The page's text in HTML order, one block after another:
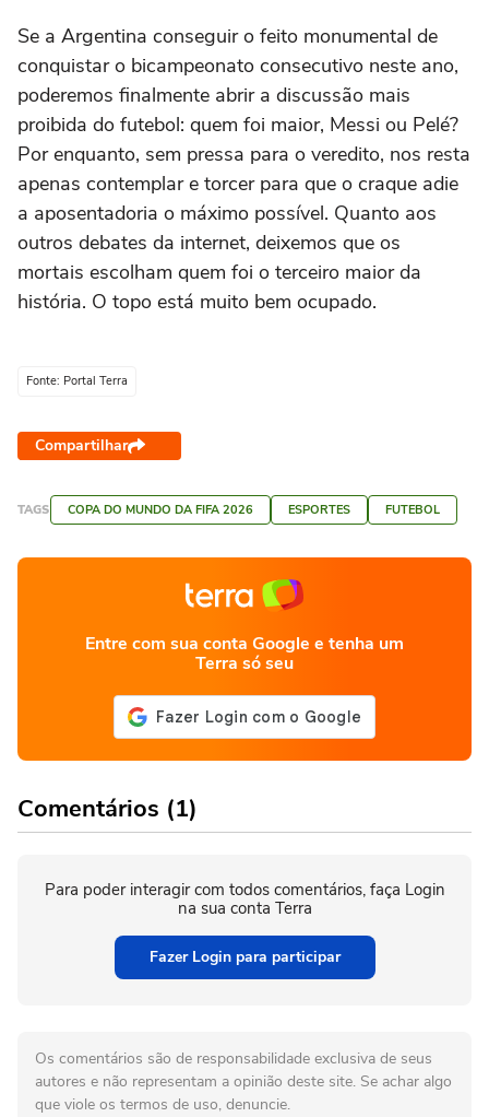
Se a Argentina conseguir o feito monumental de
conquistar o bicampeonato consecutivo neste ano,
poderemos finalmente abrir a discussão mais
proibida do futebol: quem foi maior, Messi ou Pelé?
Por enquanto, sem pressa para o veredito, nos resta
apenas contemplar e torcer para que o craque adie
a aposentadoria o máximo possível. Quanto aos
outros debates da internet, deixemos que os
mortais escolham quem foi o terceiro maior da
história. O topo está muito bem ocupado.
Fonte: Portal Terra
Compartilhar
TAGS COPA DO MUNDO DA FIFA 2026 ESPORTES FUTEBOL
Entre com sua conta Google e tenha um
Terra só seu
Comentários (1)
Para poder interagir com todos comentários, faça Login
na sua conta Terra
Fazer Login para participar
Os comentários são de responsabilidade exclusiva de seus
autores e não representam a opinião deste site. Se achar algo
que viole os termos de uso, denuncie.